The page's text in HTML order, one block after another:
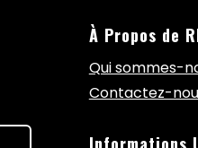
À Propos de
Qui sommes-
Contactez-